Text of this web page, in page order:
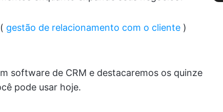
gestão de relacionamento com o cliente )
software de CRM e destacaremos os quinze
pode usar hoje.